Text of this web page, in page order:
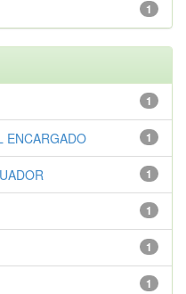
1
1
1
ENCARGADO
1
1
1
1